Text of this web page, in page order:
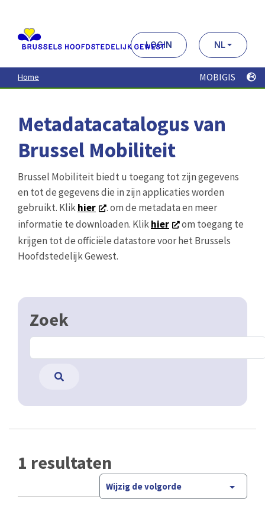
contenu
principal
LOGIN NL
Home MOBIGIS
Metadatacatalogus van
Brussel Mobiliteit
Brussel Mobiliteit biedt u toegang tot zijn gegevens
en tot de gegevens die in zijn applicaties worden
gebruikt. Klikhier
. om de metadata en meer
informatie te downloaden. Klikhier
om toegang te
krijgen tot de officiële datastore voor het Brussels
Hoofdstedelijk Gewest.
Zoek
1 resultaten
Wijzig de volgorde